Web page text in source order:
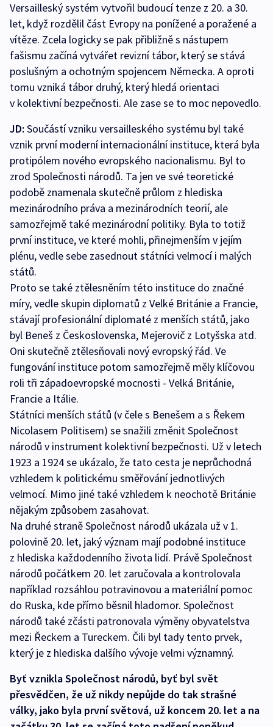
Versailleský systém vytvořil budoucí tenze z 20. a 30.
let, když rozdělil část Evropy na ponížené a poražené a
vítěze. Zcela logicky se pak přibližně s nástupem
fašismu začíná vytvářet revizní tábor, který se stává
poslušným a ochotným spojencem Německa. A oproti
tomu vzniká tábor druhý, který hledá orientaci
v kolektivní bezpečnosti. Ale zase se to moc nepovedlo.
JD: Součástí vzniku versailleského systému byl také
vznik první moderní internacionální instituce, která byla
protipólem nového evropského nacionalismu. Byl to
zrod Společnosti národů. Ta jen ve své teoretické
podobě znamenala skutečně průlom z hlediska
mezinárodního práva a mezinárodních teorií, ale
samozřejmě také mezinárodní politiky. Byla to totiž
první instituce, ve které mohli, přinejmenším v jejím
plénu, vedle sebe zasednout státníci velmocí i malých
států.
Proto se také ztělesněním této instituce do značné
míry, vedle skupin diplomatů z Velké Británie a Francie,
stávají profesionální diplomaté z menších států, jako
byl Beneš z Československa, Mejerovič z Lotyšska atd.
Oni skutečně ztělesňovali nový evropský řád. Ve
fungování instituce potom samozřejmě měly klíčovou
roli tři západoevropské mocnosti - Velká Británie,
Francie a Itálie.
Státníci menších států (v čele s Benešem a s Řekem
Nicolasem Politisem) se snažili změnit Společnost
národů v instrument kolektivní bezpečnosti. Už v letech
1923 a 1924 se ukázalo, že tato cesta je neprůchodná
vzhledem k politickému směřování jednotlivých
velmocí. Mimo jiné také vzhledem k neochotě Británie
nějakým způsobem zasahovat.
Na druhé straně Společnost národů ukázala už v 1.
polovině 20. let, jaký význam mají podobné instituce
z hlediska každodenního života lidí. Právě Společnost
národů počátkem 20. let zaručovala a kontrolovala
například rozsáhlou potravinovou a materiální pomoc
do Ruska, kde přímo běsnil hladomor. Společnost
národů také zčásti patronovala výměny obyvatelstva
mezi Řeckem a Tureckem. Čili byl tady tento prvek,
který je z hlediska dalšího vývoje velmi významný.
Byť vznikla Společnost národů, byť byl svět
přesvědčen, že už nikdy nepůjde do tak strašné
války, jako byla první světová, už koncem 20. let a na